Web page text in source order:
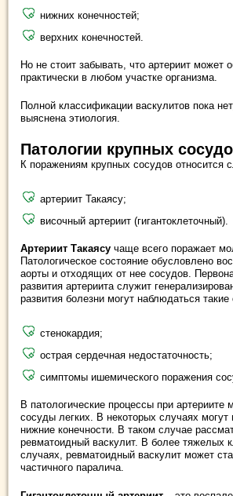
нижних конечностей;
верхних конечностей.
Но не стоит забывать, что артериит может
практически в любом участке организма.
Полной классификации васкулитов пока
выяснена этиология.
Патологии крупных
К поражениям крупных сосудов относится
артериит Такаясу;
височный артериит (гигантоклеточный).
Артериит Такаясу чаще всего поражает
Патологическое состояние обусловлено
аорты и отходящих от нее сосудов.
развития артериита служит
развития болезни могут наблюдаться
стенокардия;
острая сердечная недостаточность;
симптомы ишемического поражения
В патологические процессы при артериите
сосуды легких. В некоторых случаях
нижние конечности. В таком случае
ревматоидный васкулит. В более тяжелых
случаях, ревматоидный васкулит может
частичного паралича.